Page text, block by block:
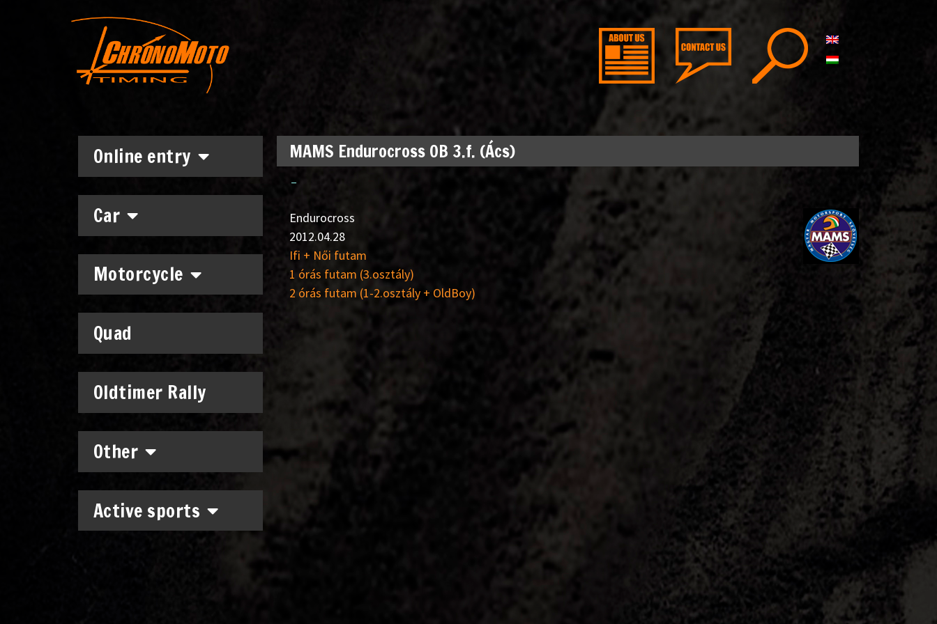
Online entry
Car
Motorcycle
Quad
Oldtimer Rally
Other
Active sports
MAMS Endurocross OB 3.f. (Ács)
–
Endurocross
2012.04.28
Ifi + Női futam
1 órás futam (3.osztály)
2 órás futam (1-2.osztály + OldBoy)